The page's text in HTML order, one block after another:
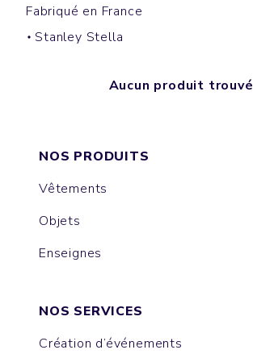
Fabriqué en France
Stanley Stella
Aucun produit trouvé
NOS PRODUITS
Vêtements
Objets
Enseignes
NOS SERVICES
Création d’événements